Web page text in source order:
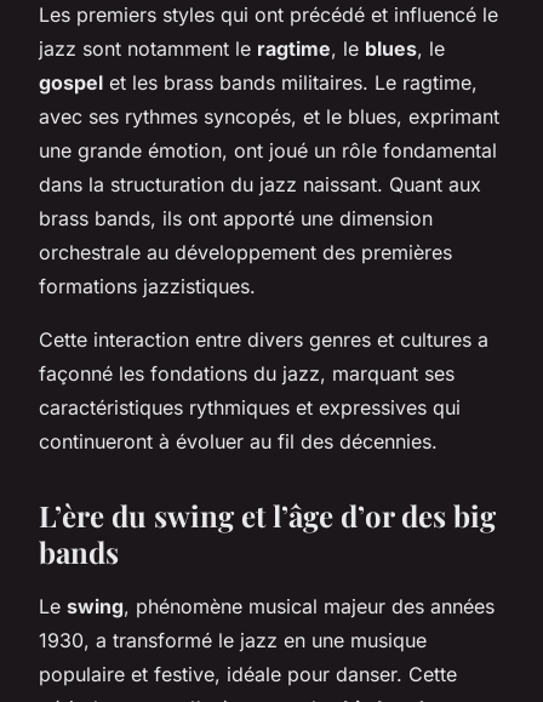
Les premiers styles qui ont précédé et influencé le
jazz sont notamment le ragtime, le blues, le
gospel et les brass bands militaires. Le ragtime,
avec ses rythmes syncopés, et le blues, exprimant
une grande émotion, ont joué un rôle fondamental
dans la structuration du jazz naissant. Quant aux
brass bands, ils ont apporté une dimension
orchestrale au développement des premières
formations jazzistiques.
Cette interaction entre divers genres et cultures a
façonné les fondations du jazz, marquant ses
caractéristiques rythmiques et expressives qui
continueront à évoluer au fil des décennies.
L’ère du swing et l’âge d’or des big
bands
Le swing, phénomène musical majeur des années
1930, a transformé le jazz en une musique
populaire et festive, idéale pour danser. Cette